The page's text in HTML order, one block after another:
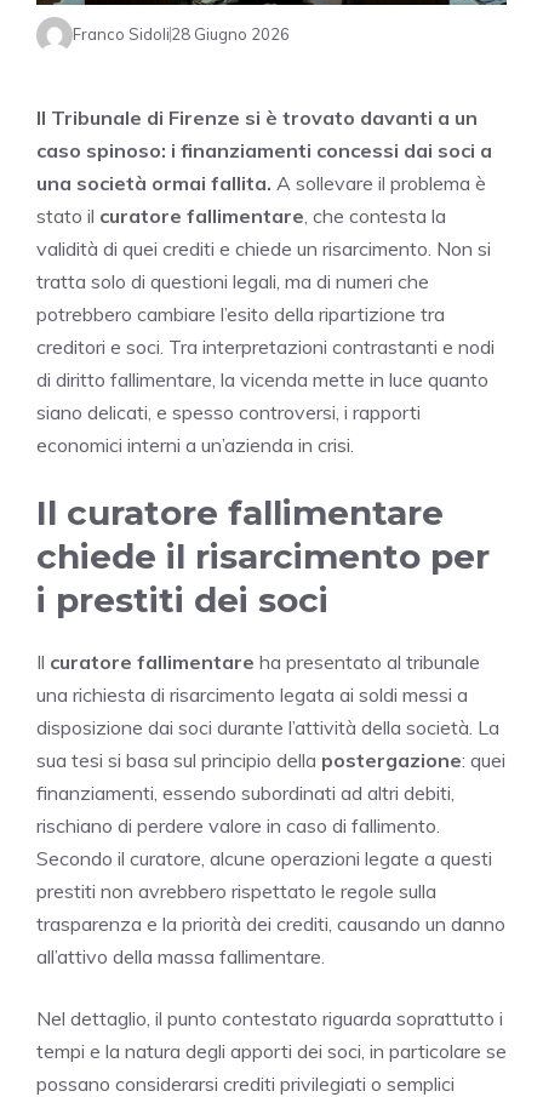
Franco Sidoli28 Giugno 2026
Il Tribunale di Firenze si è trovato davanti a un
caso spinoso: i finanziamenti concessi dai soci a
una società ormai fallita. A sollevare il problema è
stato il curatore fallimentare , che contesta la
validità di quei crediti e chiede un risarcimento. Non si
tratta solo di questioni legali, ma di numeri che
potrebbero cambiare l’esito della ripartizione tra
creditori e soci. Tra interpretazioni contrastanti e nodi
di diritto fallimentare, la vicenda mette in luce quanto
siano delicati, e spesso controversi, i rapporti
economici interni a un’azienda in crisi.
Il curatore fallimentare
chiede il risarcimento per
i prestiti dei soci
Il curatore fallimentare ha presentato al tribunale
una richiesta di risarcimento legata ai soldi messi a
disposizione dai soci durante l’attività della società. La
sua tesi si basa sul principio della postergazione: quei
finanziamenti, essendo subordinati ad altri debiti,
rischiano di perdere valore in caso di fallimento.
Secondo il curatore, alcune operazioni legate a questi
prestiti non avrebbero rispettato le regole sulla
trasparenza e la priorità dei crediti, causando un danno
all’attivo della massa fallimentare.
Nel dettaglio, il punto contestato riguarda soprattutto i
tempi e la natura degli apporti dei soci, in particolare se
possano considerarsi crediti privilegiati o semplici